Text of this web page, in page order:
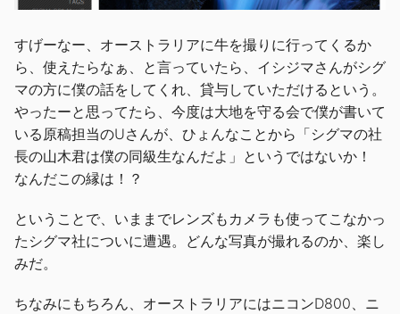
すげーなー、オーストラリアに牛を撮りに行ってくるか
ら、使えたらなぁ、と言っていたら、イシジマさんがシグ
マの方に僕の話をしてくれ、貸与していただけるという。
やったーと思ってたら、今度は大地を守る会で僕が書いて
いる原稿担当のUさんが、ひょんなことから「シグマの社
長の山木君は僕の同級生なんだよ」というではないか！
なんだこの縁は！？
ということで、いままでレンズもカメラも使ってこなかっ
たシグマ社についに遭遇。どんな写真が撮れるのか、楽し
みだ。
ちなみにもちろん、オーストラリアにはニコンD800、ニ